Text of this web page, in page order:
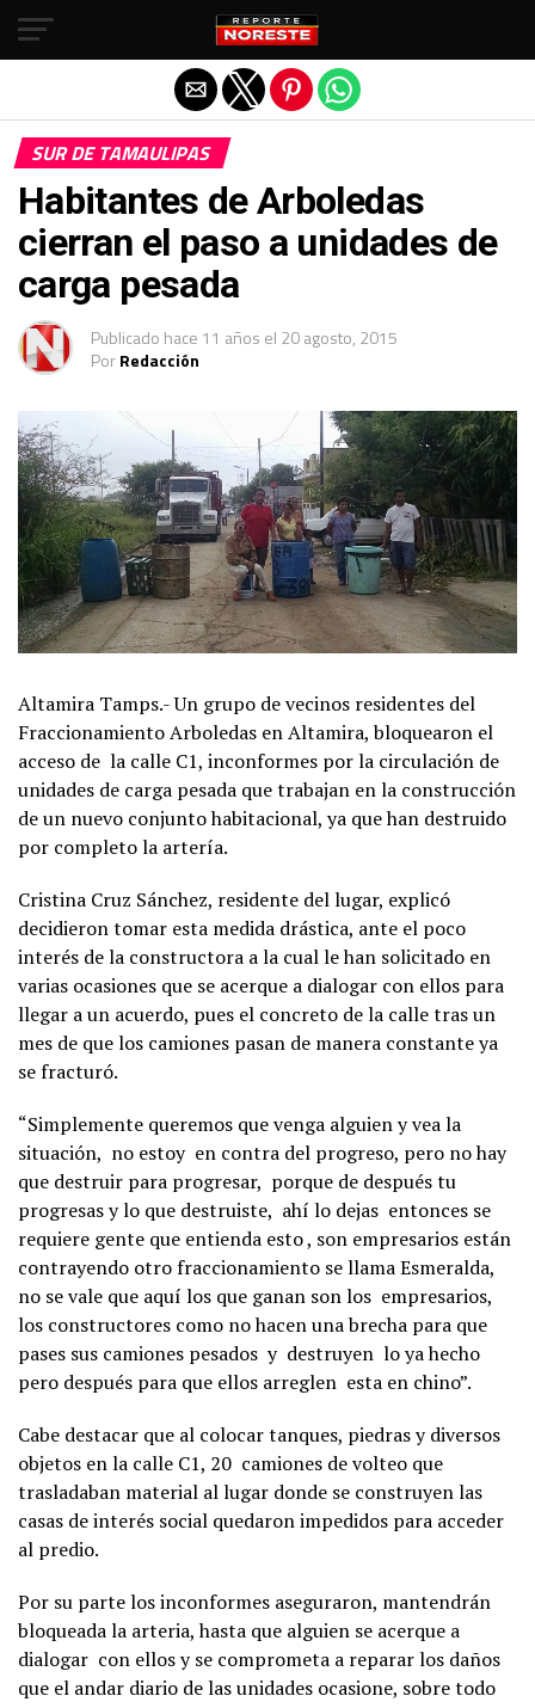
SUR DE TAMAULIPAS
Habitantes de Arboledas
cierran el paso a unidades de
carga pesada
Publicado hace 11 años el 20 agosto, 2015
PorRedacción
Altamira Tamps.- Un grupo de vecinos residentes del
Fraccionamiento Arboledas en Altamira, bloquearon el
acceso de la calle C1, inconformes por la circulación de
unidades de carga pesada que trabajan en la construcción
de un nuevo conjunto habitacional, ya que han destruido
por completo la artería.
Cristina Cruz Sánchez, residente del lugar, explicó
decidieron tomar esta medida drástica, ante el poco
interés de la constructora a la cual le han solicitado en
varias ocasiones que se acerque a dialogar con ellos para
llegar a un acuerdo, pues el concreto de la calle tras un
mes de que los camiones pasan de manera constante ya
se fracturó.
“Simplemente queremos que venga alguien y vea la
situación, no estoy en contra del progreso, pero no hay
que destruir para progresar, porque de después tu
progresas y lo que destruiste, ahí lo dejas entonces se
requiere gente que entienda esto , son empresarios están
contrayendo otro fraccionamiento se llama Esmeralda,
no se vale que aquí los que ganan son los empresarios,
los constructores como no hacen una brecha para que
pases sus camiones pesados y destruyen lo ya hecho
pero después para que ellos arreglen esta en chino”.
Cabe destacar que al colocar tanques, piedras y diversos
objetos en la calle C1, 20 camiones de volteo que
trasladaban material al lugar donde se construyen las
casas de interés social quedaron impedidos para acceder
al predio.
Por su parte los inconformes aseguraron, mantendrán
bloqueada la arteria, hasta que alguien se acerque a
dialogar con ellos y se comprometa a reparar los daños
que el andar diario de las unidades ocasione, sobre todo
Salir de la versión móvil